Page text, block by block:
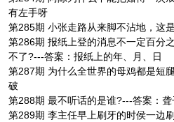
有左手呀
第285期 小张走路从来脚不沾地，这
第286期 报纸上登的消息不一定百分
不了?---答案：报纸上的年、月、日
第287期 为什么全世界的母鸡都是短
破
第288期 最不听话的是谁?---答案：聋
第289期 李主任早上刷牙的时侯一边